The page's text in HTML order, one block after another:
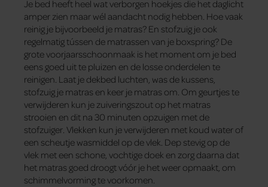
Je bed heeft heel wat verborgen hoekjes die het daglicht
amper zien maar wél aandacht nodig hebben. Hoe vaak
reinig je bijvoorbeeld je matras? En stofzuig je ook
regelmatig tússen de matrassen van je boxspring? De
grote voorjaarsschoonmaak is het moment om je bed
eens goed uit te pluizen en de losse onderdelen te
reinigen. Laat je dekbed luchten, was de kussens,
stofzuig je matras en keer je matras om. Om geurtjes te
verwijderen kun je zuiveringszout op het matras
strooien en dit na 30 minuten opzuigen met de
stofzuiger. Vlekken kun je verwijderen met koud water of
een scheutje wasmiddel op de vlek. Dep stevig op de
vlek met een schone, vochtige doek en zorg daarna dat
het matras goed droogt vóór je het weer opmaakt, om
schimmelvorming te voorkomen.